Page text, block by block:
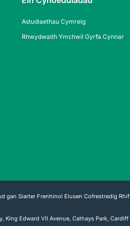
Astudiaethau Cymreig
Rhwydwaith Ymchwil Gyrfa Cynnar
gan Siarter Frenhinol Elusen Cofrestredig Rhif
King Edward VII Avenue, Cathays Park, Cardiff